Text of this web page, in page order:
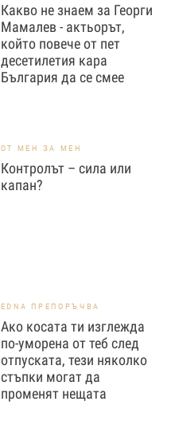
Какво не знаем за Георги
Мамалев - актьорът,
който повече от пет
десетилетия кара
България да се смее
ОТ МЕН ЗА МЕН
Контролът – сила или
капан?
EDNA ПРЕПОРЪЧВА
Ако косата ти изглежда
по-уморена от теб след
отпуската, тези няколко
стъпки могат да
променят нещата